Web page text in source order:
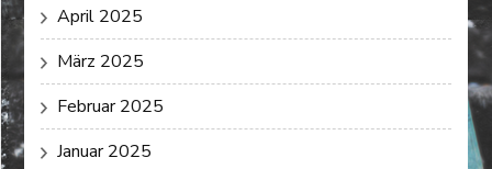
April 2025
März 2025
Februar 2025
Januar 2025